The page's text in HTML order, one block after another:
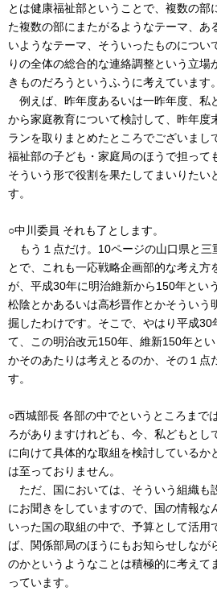
とは健康福祉部ということで、複数の部
た複数の部にまたがるようなテーマ、あ
いようなテーマ、そういったものについ
りの全体の総合的な連絡調整という立場
きものだろうというふうに考えています。
例えば、昨年度あるいは一昨年度、私
から家庭教育について検討して、昨年度
ランを取りまとめたところでございまし
福祉部の子ども・家庭局のほうで担って
そういう形で役割を果たしてまいりたい
す。
○中川委員 それも了とします。
もう１点だけ。10ページの山口県と三
とで、これも一応戦略企画部的な考え方
が、平成30年に明治維新から150年とい
松陰とかあるいは高杉晋作とかそういう
掘したわけです。そこで、やはり平成30
て、この明治改元150年、維新150年と
かそのあたりは考えとるのか、その１点
す。
○西城部長 各部の中でというところまで
ろがありますけれども、今、私どもとし
に向けて具体的な取組を検討しているか
は至っておりません。
ただ、国においては、そういう組織も
にお聞きをしていますので、国の情報な
いった国の取組の中で、予算として活用
ば、関係部局のほうにもお知らせしなが
のかというようなことは積極的に考えて
っています。